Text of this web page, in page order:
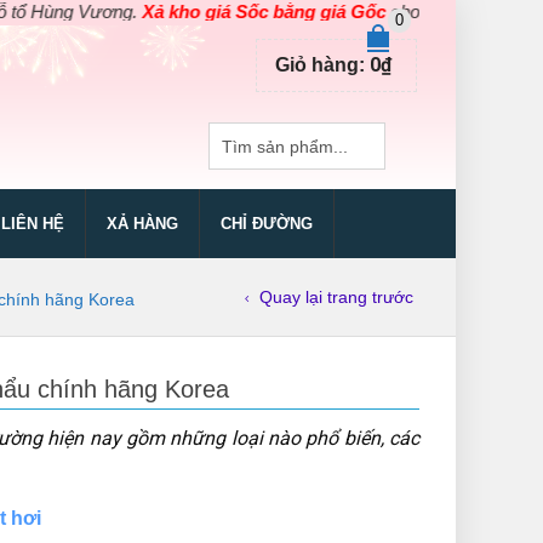
Xả kho giá Sốc bằng giá Gốccho các sản phẩm dụng cụ điện
0
Giỏ hàng: 0₫
LIÊN HỆ XẢ HÀNG CHỈ ĐƯỜNG
hãng Korea Quay lại trang trước
chính hãng Korea
hiện nay gồm những loại nào phổ biến, các
hơi